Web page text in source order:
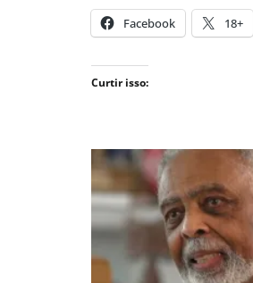
Facebook 18+
Curtir isso: